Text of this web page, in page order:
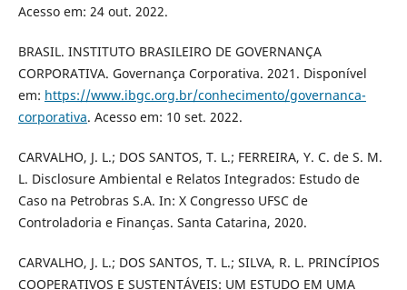
Acesso em: 24 out. 2022.
BRASIL. INSTITUTO BRASILEIRO DE GOVERNANÇA
CORPORATIVA. Governança Corporativa. 2021. Disponível
em: https://www.ibgc.org.br/conhecimento/governanca-
corporativa. Acesso em: 10 set. 2022.
CARVALHO, J. L.; DOS SANTOS, T. L.; FERREIRA, Y. C. de S. M.
L. Disclosure Ambiental e Relatos Integrados: Estudo de
Caso na Petrobras S.A. In: X Congresso UFSC de
Controladoria e Finanças. Santa Catarina, 2020.
CARVALHO, J. L.; DOS SANTOS, T. L.; SILVA, R. L. PRINCÍPIOS
COOPERATIVOS E SUSTENTÁVEIS: UM ESTUDO EM UMA